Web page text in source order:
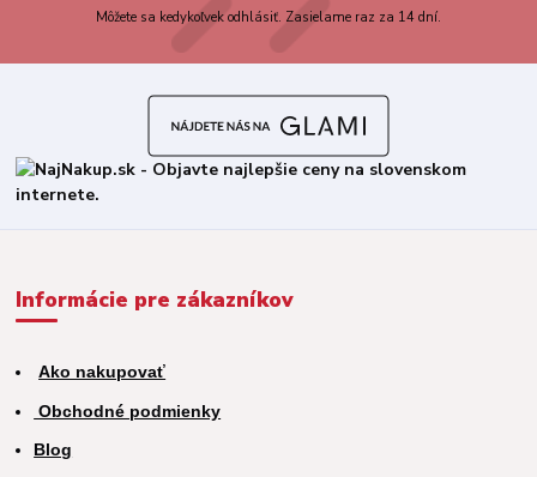
Môžete sa kedykoľvek odhlásiť. Zasielame raz za 14 dní.
Informácie pre zákazníkov
Ako nakupovať
Obchodné podmienky
Blog